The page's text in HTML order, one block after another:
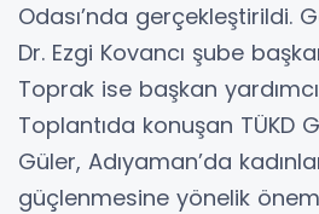
Odası’nda gerçekleştirildi.
Dr. Ezgi Kovancı şube
Toprak ise başkan
Toplantıda konuşan TÜKD
Güler, Adıyaman’da
güçlenmesine yönelik